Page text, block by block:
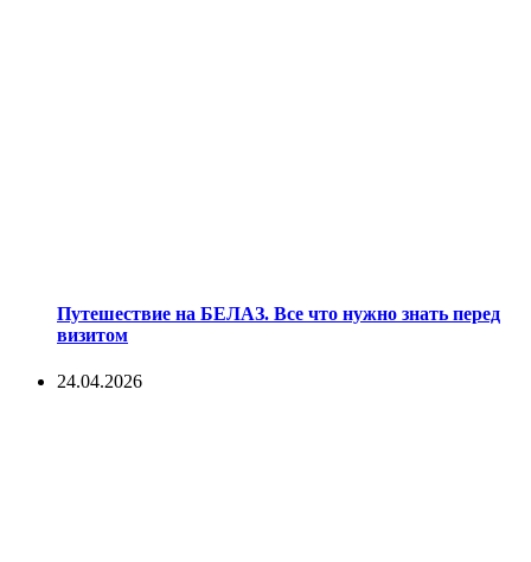
Путешествие на БЕЛАЗ. Все что нужно знать перед
визитом
24.04.2026